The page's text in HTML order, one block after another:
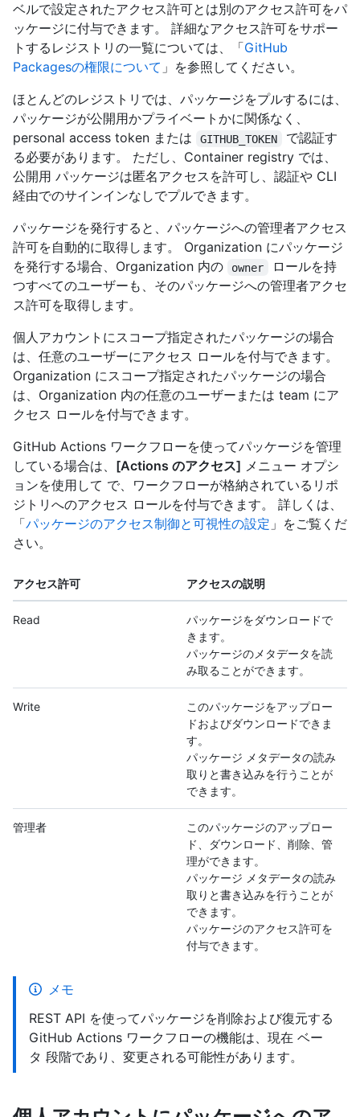
ベルで設定されたアクセス許可とは別のアクセス許可をパ
ッケージに付与できます。 詳細なアクセス許可をサポー
トするレジストリの一覧については、「GitHub
Packagesの権限について 」を参照してください。
ほとんどのレジストリでは、パッケージをプルするには、
パッケージが公開用かプライベートかに関係なく、
personal access token または
GITHUB_TOKEN
で認証す
る必要があります。 ただし、Container registry では、
公開用 パッケージは匿名アクセスを許可し、認証や CLI
経由でのサインインなしでプルできます。
パッケージを発行すると、パッケージへの管理者アクセス
許可を自動的に取得します。 Organization にパッケージ
を発行する場合、Organization 内の
owner
ロールを持
つすべてのユーザーも、そのパッケージへの管理者アクセ
ス許可を取得します。
個人アカウントにスコープ指定されたパッケージの場合
は、任意のユーザーにアクセス ロールを付与できます。
Organization にスコープ指定されたパッケージの場合
は、Organization 内の任意のユーザーまたは team にア
クセス ロールを付与できます。
GitHub Actions ワークフローを使ってパッケージを管理
している場合は、 [Actions のアクセス] メニュー オプシ
ョンを使用して で、ワークフローが格納されているリポ
ジトリへのアクセス ロールを付与できます。 詳しくは、
「パッケージのアクセス制御と可視性の設定 」をご覧くだ
さい。
アクセス許可 アクセスの説明
Read
パッケージをダウンロードで
きます。
パッケージのメタデータを読
み取ることができます。
Write
このパッケージをアップロー
ドおよびダウンロードできま
す。
パッケージ メタデータの読み
取りと書き込みを行うことが
できます。
管理者
このパッケージのアップロー
ド、ダウンロード、削除、管
理ができます。
パッケージ メタデータの読み
取りと書き込みを行うことが
できます。
パッケージのアクセス許可を
付与できます。
メモ
REST API を使ってパッケージを削除および復元する
GitHub Actions ワークフローの機能は、現在 ベー
タ 段階であり、変更される可能性があります。